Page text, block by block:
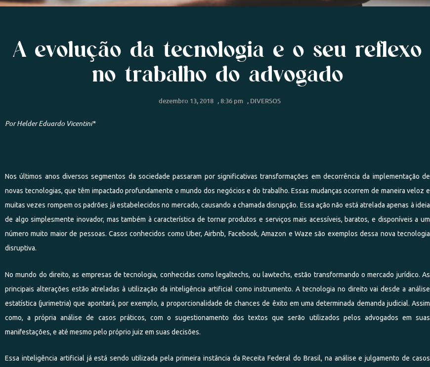
A evolução da tecnologia e o seu reflexo
no trabalho do advogado
dezembro 13, 2018 ,8:36 pm , DIVERSOS
Por Helder Eduardo Vicentini*
Nos últimos anos diversos segmentos da sociedade passaram por significativas transformações em decorrência da implementação de
novas tecnologias, que têm impactado profundamente o mundo dos negócios e do trabalho. Essas mudanças ocorrem de maneira veloz e
muitas vezes rompem os padrões já estabelecidos no mercado, causando a chamada disrupção. Essa ação não está atrelada apenas à ideia
de algo simplesmente inovador, mas também à característica de tornar produtos e serviços mais acessíveis, baratos, e disponíveis a um
número muito maior de pessoas. Casos conhecidos como Uber, Airbnb, Facebook, Amazon e Waze são exemplos dessa nova tecnologia
disruptiva.
No mundo do direito, as empresas de tecnologia, conhecidas como legaltechs, ou lawtechs, estão transformando o mercado jurídico. As
principais alterações estão atreladas à utilização da inteligência artificial como instrumento. A tecnologia no direito vai desde a análise
estatística (jurimetria) que apontará, por exemplo, a proporcionalidade de chances de êxito em uma determinada demanda judicial. Assim
como, a própria análise de casos práticos, com o sugestionamento dos textos que serão utilizados pelos advogados em suas
manifestações, e até mesmo pelo próprio juiz em suas decisões.
Essa inteligência artificial já está sendo utilizada pela primeira instância da Receita Federal do Brasil, na análise e julgamento de casos